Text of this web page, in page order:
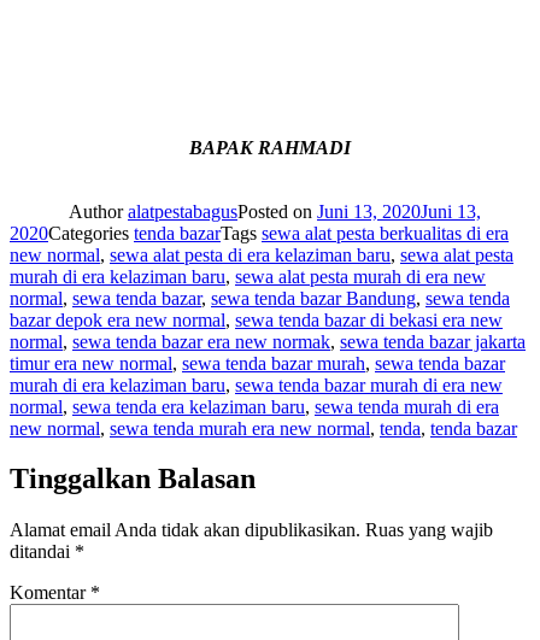
BAPAK RAHMADI
AuthoralatpestabagusPosted on Juni 13, 2020Juni 13,
2020Categories tenda bazarTags sewa alat pesta berkualitas di era
new normal, sewa alat pesta di era kelaziman baru, sewa alat pesta
murah di era kelaziman baru, sewa alat pesta murah di era new
normal, sewa tenda bazar, sewa tenda bazar Bandung, sewa tenda
bazar depok era new normal, sewa tenda bazar di bekasi era new
normal, sewa tenda bazar era new normak, sewa tenda bazar jakarta
timur era new normal, sewa tenda bazar murah, sewa tenda bazar
murah di era kelaziman baru, sewa tenda bazar murah di era new
normal, sewa tenda era kelaziman baru, sewa tenda murah di era
new normal, sewa tenda murah era new normal, tenda, tenda bazar
Tinggalkan Balasan
Alamat email Anda tidak akan dipublikasikan. Ruas yang wajib
ditandai *
Komentar *